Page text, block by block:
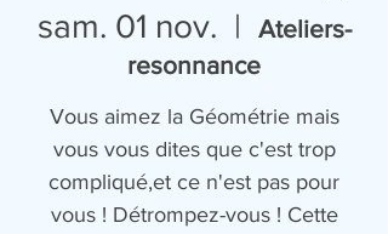
sam. 01 nov.
  |
Ateliers-
resonnance
Vous aimez la Géométrie mais
vous vous dites que c'est trop
compliqué,et ce n'est pas pour
vous ! Détrompez-vous ! Cette